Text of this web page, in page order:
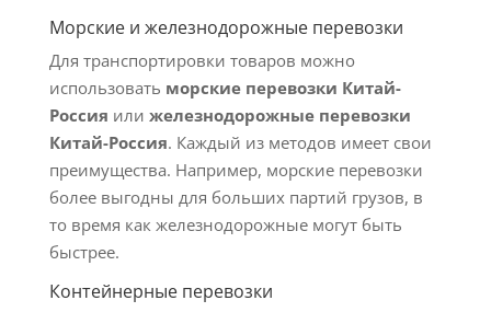
Морские и железнодорожные перевозки
Для транспортировки товаров можно
использовать морские перевозки Китай-
Россия или железнодорожные перевозки
Китай-Россия. Каждый из методов имеет свои
преимущества. Например, морские перевозки
более выгодны для больших партий грузов, в
то время как железнодорожные могут быть
быстрее.
Контейнерные перевозки